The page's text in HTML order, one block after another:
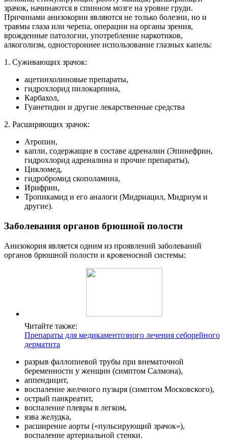
зрачок, начинаются в спинном мозге на уровне груди.
Причинами анизокории являются не только болезни, но и
травмы глаза или черепа, операции на органы зрения,
врожденные патологии, употребление наркотиков,
алкоголизм, одностороннее использование глазных капель:
1. Суживающих зрачок:
ацетинхолиновые препараты,
гидрохлорид пилокарпина,
Карбахол,
Гуанетидин и другие лекарственные средства
2. Расширяющих зрачок:
Атропин,
капли, содержащие в составе адреналин (Эпинефрин,
гидрохлорид адреналина и прочие препараты),
Цикломед,
гидробромид скополамина,
Ирифрин,
Тропикамид и его аналоги (Мидриацил, Мидриум и
другие).
Заболевания органов брюшной полости
Анизокория является одним из проявлений заболеваний
органов брюшной полости и кровеносной системы:
Читайте также:
Препараты для медикаментозного лечения себорейного
дерматита
разрыв фаллопиевой трубы при внематочной
беременности у женщин (симптом Салмона),
аппендицит,
воспаление желчного пузыря (симптом Московского),
острый панкре­атит,
воспаление плевры в легком,
язва желудка,
расширение аорты («пульсирующий зрачок»),
воспаление артериальной стенки.